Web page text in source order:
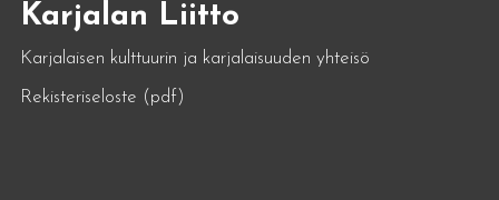
Karjalan Liitto
Karjalaisen kulttuurin ja karjalaisuuden yhteisö
Rekisteriseloste (pdf)